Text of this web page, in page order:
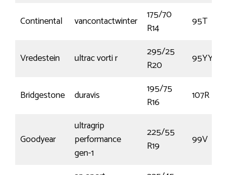
Continental vancontactwinter
175/70
R14
95T
Vredestein ultrac vorti r
295/25
R20
95YY
Bridgestone duravis
195/75
R16
107R
Goodyear
ultragrip
performance
gen-1
225/55
R19
99V